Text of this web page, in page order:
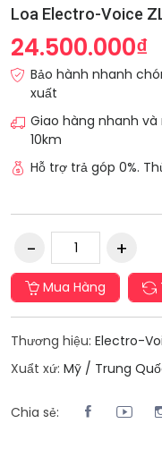
Loa Electro-Voice
24.500.000₫
Bảo hành nhanh
xuất
Giao hàng nhanh
10km
Hỗ trợ trả góp 0%.
Mua Hàng
Thương hiệu: Electro-
Xuẩt xứ: Mỹ / Trung
Chia sẻ: